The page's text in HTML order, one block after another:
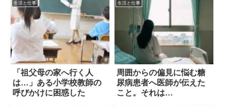
生活と仕事
「祖父母の家へ行く人
は…」ある小学校教師の
呼びかけに困惑した
生活と仕事
周囲からの偏見に悩む糖
尿病患者へ医師が伝えた
こと。それは…